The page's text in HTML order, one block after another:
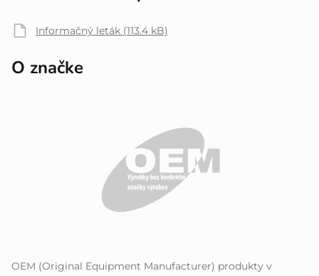
Informačný leták (113.4 kB)
O značke
OEM (Original Equipment Manufacturer) produkty v